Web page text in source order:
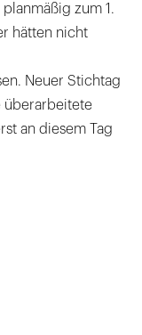
zum 1.
hätten nicht
Neuer Stichtag
überarbeitete
an diesem Tag